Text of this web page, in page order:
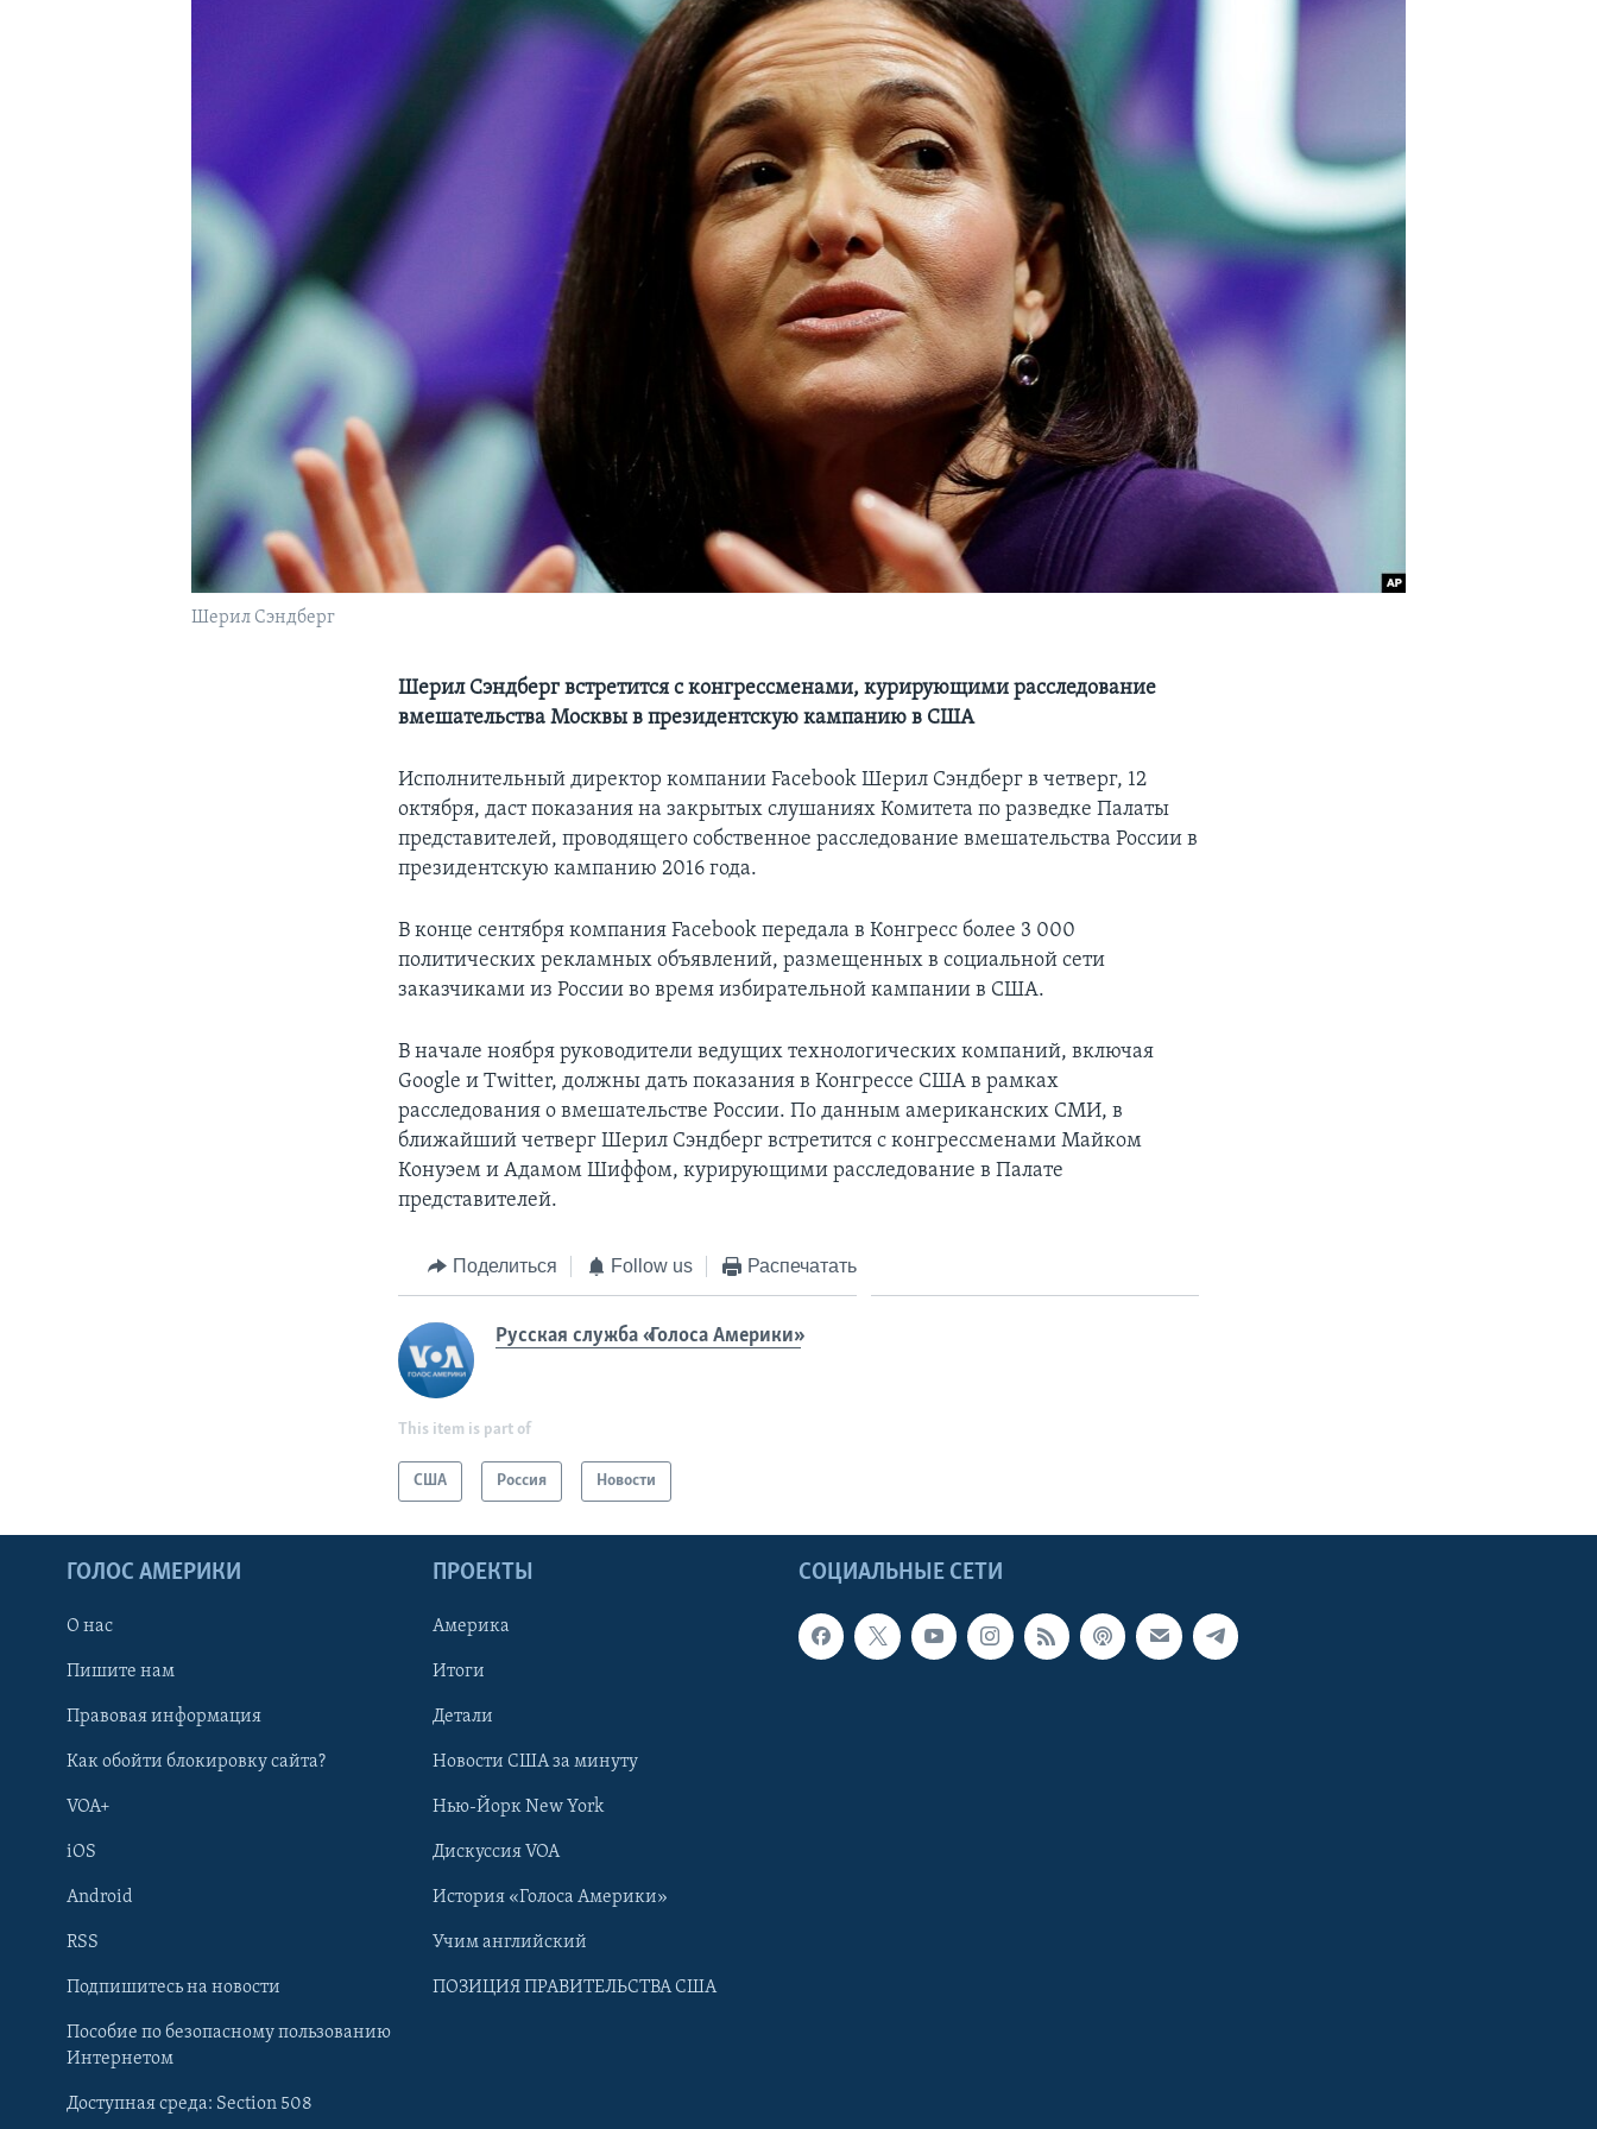
Learning English
Шерил Сэндберг
Шерил Сэндберг встретится с конгрессменами, курирующими расследование
вмешательства Москвы в президентскую кампанию в США
Исполнительный директор компании Facebook Шерил Сэндберг в четверг, 12
октября, даст показания на закрытых слушаниях Комитета по разведке Палаты
представителей, проводящего собственное расследование вмешательства России в
президентскую кампанию 2016 года.
В конце сентября компания Facebook передала в Конгресс более 3 000
политических рекламных объявлений, размещенных в социальной сети
заказчиками из России во время избирательной кампании в США.
В начале ноября руководители ведущих технологических компаний, включая
Google и Twitter, должны дать показания в Конгрессе США в рамках
расследования о вмешательстве России. По данным американских СМИ, в
ближайший четверг Шерил Сэндберг встретится с конгрессменами Майком
Конуэем и Адамом Шиффом, курирующими расследование в Палате
представителей.
Поделиться Follow us Распечатать
Русская служба «Голоса Америки»
This item is part of
США Россия Новости
СОЦИАЛЬНЫЕ СЕТИ
ГОЛОС АМЕРИКИ
О нас
Пишите нам
Правовая информация
Как обойти блокировку сайта?
VOA+
iOS
Android
RSS
Подпишитесь на новости
Пособие по безопасному пользованию
Интернетом
Доступная среда: Section 508
ПРОЕКТЫ
Америка
Итоги
Детали
Новости США за минуту
Нью-Йорк New York
Дискуссия VOA
История «Голоса Америки»
Учим английский
ПОЗИЦИЯ ПРАВИТЕЛЬСТВА США